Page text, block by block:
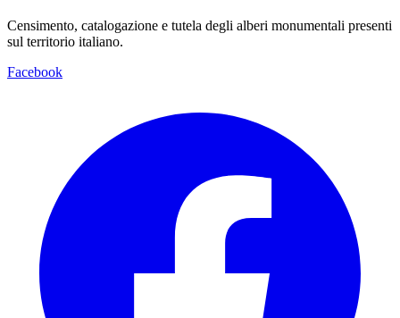
Censimento, catalogazione e tutela degli alberi monumentali presenti
sul territorio italiano.
Facebook